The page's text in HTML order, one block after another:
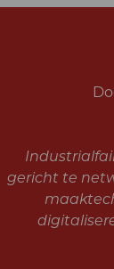
gericht te